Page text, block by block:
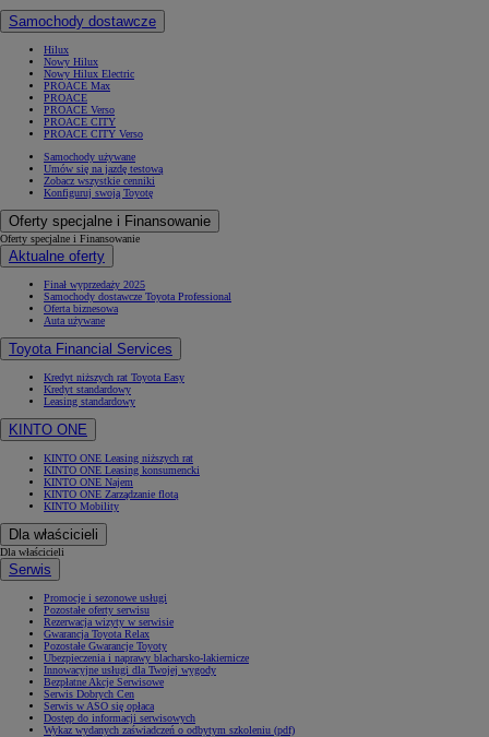
Samochody dostawcze
Hilux
Nowy Hilux
Nowy Hilux Electric
PROACE Max
PROACE
PROACE Verso
PROACE CITY
PROACE CITY Verso
Samochody używane
Umów się na jazdę testową
Zobacz wszystkie cenniki
Konfiguruj swoją Toyotę
Oferty specjalne i Finansowanie
Oferty specjalne i Finansowanie
Aktualne oferty
Finał wyprzedaży 2025
Samochody dostawcze Toyota Professional
Oferta biznesowa
Auta używane
Toyota Financial Services
Kredyt niższych rat Toyota Easy
Kredyt standardowy
Leasing standardowy
KINTO ONE
KINTO ONE Leasing niższych rat
KINTO ONE Leasing konsumencki
KINTO ONE Najem
KINTO ONE Zarządzanie flotą
KINTO Mobility
Dla właścicieli
Dla właścicieli
Serwis
Promocje i sezonowe usługi
Pozostałe oferty serwisu
Rezerwacja wizyty w serwisie
Gwarancja Toyota Relax
Pozostałe Gwarancje Toyoty
Ubezpieczenia i naprawy blacharsko-lakiernicze
Innowacyjne usługi dla Twojej wygody
Bezpłatne Akcje Serwisowe
Serwis Dobrych Cen
Serwis w ASO się opłaca
Dostęp do informacji serwisowych
Wykaz wydanych zaświadczeń o odbytym szkoleniu (pdf)